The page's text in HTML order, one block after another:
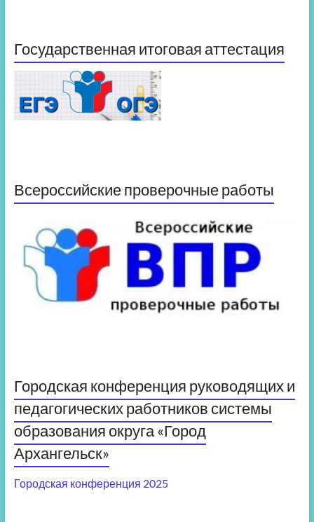
Государственная итоговая аттестация
Всероссийские проверочные работы
Городская конференция руководящих и
педагогических работников системы
образования округа «Город
Архангельск»
Городская конференция 2025